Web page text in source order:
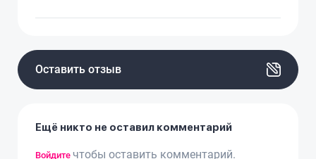
Оставить отзыв
Ещё никто не оставил комментарий
Войдите чтобы оставить комментарий.